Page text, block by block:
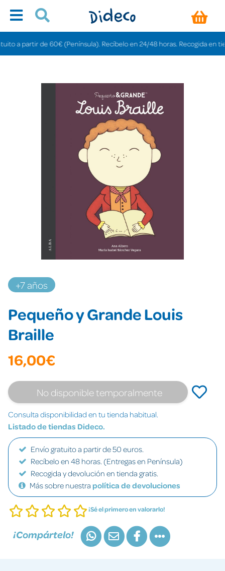
a partir de 60€ (Península). Recíbelo en 24/48 horas. Recogida en
+7 años
Pequeño y Grande Louis
Braille
16,00€
No disponible temporalmente
Consulta disponibilidad en tu tienda habitual.
Listado de tiendas Dideco.
Envío gratuito a partir de 50 euros.
Recíbelo en 48 horas. (Entregas en Península)
Recogida y devolución en tienda gratis.
Más sobre nuestra política de devoluciones
¡Sé el primero en valorarlo!
¡Compártelo!